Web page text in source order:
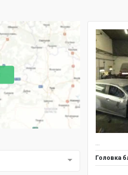
...
Головка